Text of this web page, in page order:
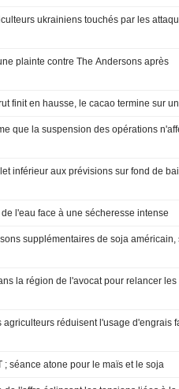
ukrainiens touchés par les
plainte contre The Andersons après
finit en hausse, le cacao termine sur
que la suspension des opérations
inférieur aux prévisions sur fond de
l'eau face à une sécheresse intense
supplémentaires de soja américain,
la région de l'avocat pour relancer les
agriculteurs réduisent l'usage d'engrais
; séance atone pour le maïs et le soja